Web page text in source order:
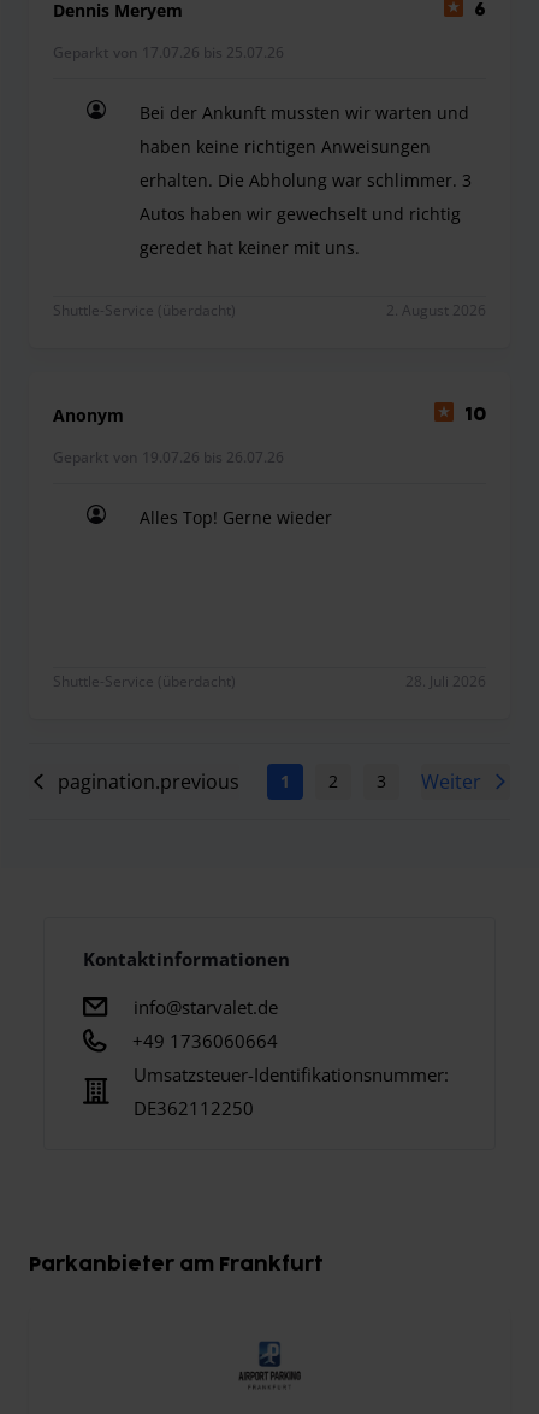
Dennis Meryem 6
Geparkt von 17.07.26 bis 25.07.26
Bei der Ankunft mussten wir warten und
haben keine richtigen Anweisungen
erhalten. Die Abholung war schlimmer. 3
Autos haben wir gewechselt und richtig
geredet hat keiner mit uns.
Shuttle-Service (überdacht) 2. August 2026
Anonym 10
Geparkt von 19.07.26 bis 26.07.26
Alles Top! Gerne wieder
Shuttle-Service (überdacht) 28. Juli 2026
pagination.previous 1 2 3 4 5
Weiter
Kontaktinformationen
info@starvalet.de
+49 1736060664
Umsatzsteuer-Identifikationsnummer:
DE362112250
Parkanbieter am Frankfurt